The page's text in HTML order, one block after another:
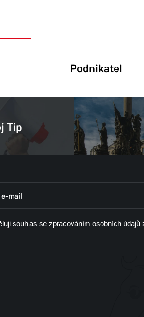
Podnikatel
Tip
souhlas se zpracováním osobních